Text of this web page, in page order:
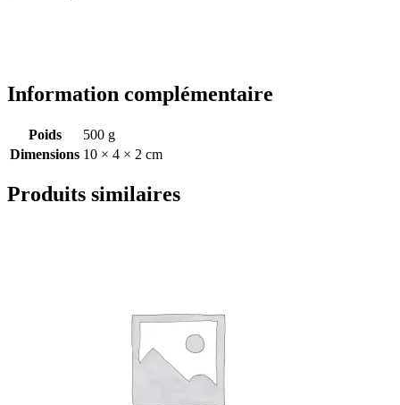
Information complémentaire
Poids
500 g
Dimensions 10 × 4 × 2 cm
Produits similaires